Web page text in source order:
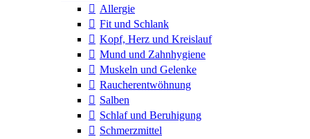
Allergie
Fit und Schlank
Kopf, Herz und Kreislauf
Mund und Zahnhygiene
Muskeln und Gelenke
Raucherentwöhnung
Salben
Schlaf und Beruhigung
Schmerzmittel